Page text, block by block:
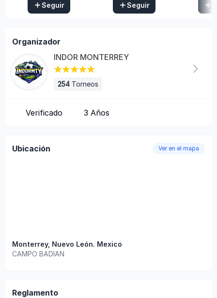
Seguir Seguir
Organizador
INDOR MONTERREY
254 Torneos
Verificado 3 Años
Ubicación Ver en el mapa
Monterrey, Nuevo León. Mexico
CAMPO BADIAN
Reglamento